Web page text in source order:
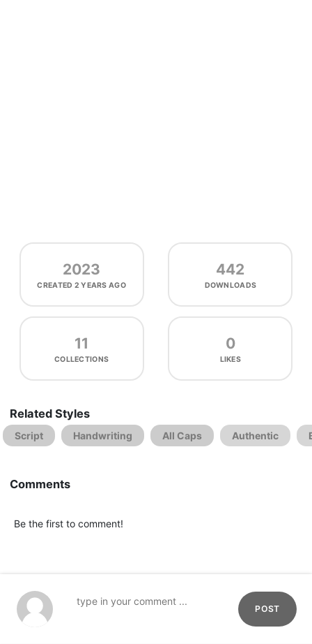
2023
CREATED 2 YEARS AGO
442
DOWNLOADS
11
COLLECTIONS
0
LIKES
Related Styles
Script Handwriting All Caps Authentic
Comments
Be the first to comment!
POST